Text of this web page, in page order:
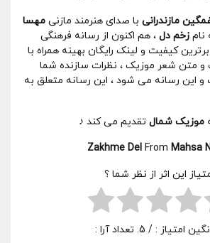
مازندرانی با صدای هنرمند مازنی مهسا
نام زخم دل ، هم اکنون از رسانه فرهنگی
کیفیت و لینک رایگان بهینه همراه با
متن شعر موزیک ، نظرات سازنده شما
رسانه می شود ، این رسانه متعلق به
موزیک شمال تقدیم می کند ♪
Zakhme Del From Mahsa
این اثر از نظر شما ؟
امتیاز : / 5. تعداد آرا :